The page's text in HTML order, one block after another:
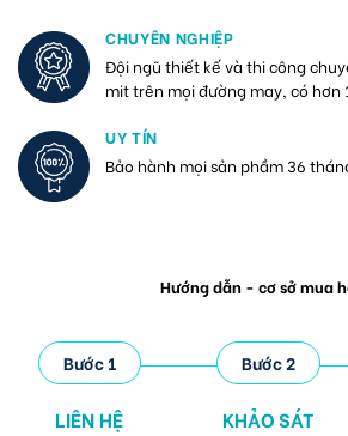
CHUYÊN NGHIỆP
Đội ngũ thiết kế và thi công
mit trên mọi đường may, có hơn
UY TÍN
Bảo hành mọi sản phầm 36
Hướng dẫn - cơ sở mua
Bước 1
LIÊN HỆ
Bước 2
KHẢO SÁT